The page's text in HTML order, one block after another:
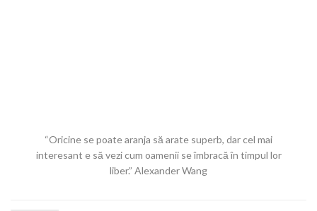
“Oricine se poate aranja să arate superb, dar cel mai
interesant e să vezi cum oamenii se îmbracă în timpul lor
liber.” Alexander Wang